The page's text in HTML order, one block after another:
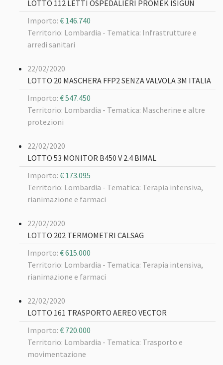
LOTTO 112 LETTI OSPEDALIERI PROMEK ISIGUN
Importo: € 146.740
Territorio: Lombardia - Tematica: Infrastrutture e
arredi sanitari
22/02/2020
LOTTO 20 MASCHERA FFP2 SENZA VALVOLA 3M ITALIA
Importo: € 547.450
Territorio: Lombardia - Tematica: Mascherine e altre
protezioni
22/02/2020
LOTTO 53 MONITOR B450 V 2.4 BIMAL
Importo: € 173.095
Territorio: Lombardia - Tematica: Terapia intensiva,
rianimazione e farmaci
22/02/2020
LOTTO 202 TERMOMETRI CALSAG
Importo: € 615.000
Territorio: Lombardia - Tematica: Terapia intensiva,
rianimazione e farmaci
22/02/2020
LOTTO 161 TRASPORTO AEREO VECTOR
Importo: € 720.000
Territorio: Lombardia - Tematica: Trasporto e
movimentazione